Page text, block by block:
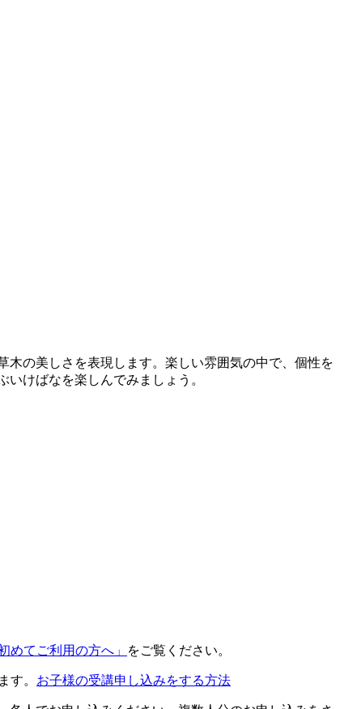
の美しさを表現します。楽しい雰囲気の中で、個性を
けばなを楽しんでみましょう。
初めてご利用の方へ」 をご覧ください。
す。 お子様の受講申し込みをする方法